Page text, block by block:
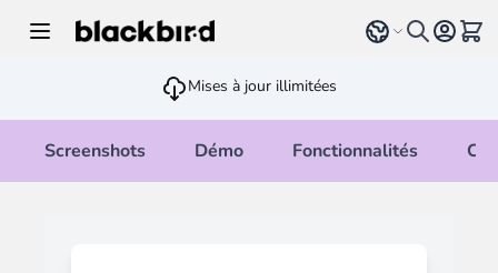
Select language
Voir
Mises à jour illimitées
Screenshots Démo Fonctionnalités